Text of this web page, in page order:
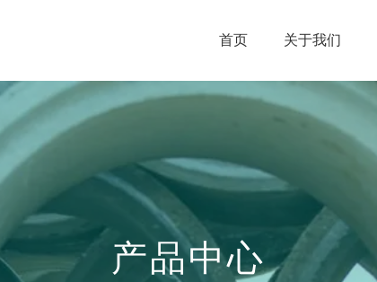
首页 关于我们
产品中心